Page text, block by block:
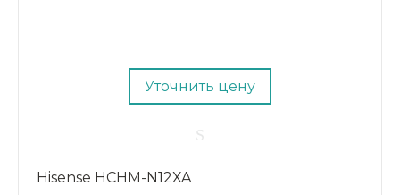
Уточнить цену
Hisense HCHM-N12XA